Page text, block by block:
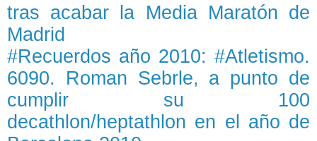
tras acabar la Media Maratón de
Madrid
#Recuerdos año 2010: #Atletismo.
6090. Roman Sebrle, a punto de
cumplir su 100
decathlon/heptathlon en el año de